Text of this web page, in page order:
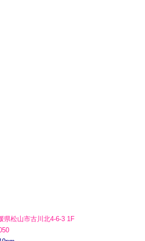
県松山市古川北4-6-3 1F